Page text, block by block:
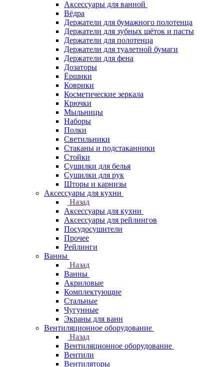
Аксессуары для ванной
Вёдра
Держатели для бумажного полотенца
Держатели для зубных щёток и пасты
Держатели для полотенца
Держатели для туалетной бумаги
Держатели для фена
Дозаторы
Ёршики
Коврики
Косметические зеркала
Крючки
Мыльницы
Наборы
Полки
Светильники
Стаканы и подстаканники
Стойки
Сушилки для белья
Сушилки для рук
Шторы и карнизы
Аксессуары для кухни
Назад
Аксессуары для кухни
Аксессуары для рейлингов
Посудосушители
Прочее
Рейлинги
Ванны
Назад
Ванны
Акриловые
Комплектующие
Стальные
Чугунные
Экраны для ванн
Вентиляционное оборудование
Назад
Вентиляционное оборудование
Вентили
Вентиляторы